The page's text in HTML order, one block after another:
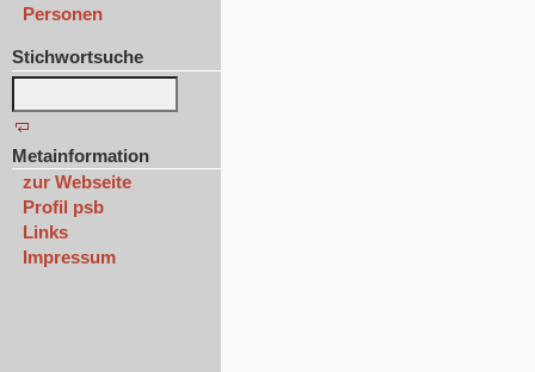
Personen
Stichwortsuche
Metainformation
zur Webseite
Profil psb
Links
Impressum